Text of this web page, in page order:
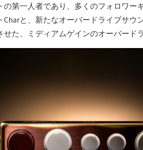
の第一人者であり、多くのフォロワー
Charと、新たなオーバードライブサウ
た、ミディアムゲインのオーバード